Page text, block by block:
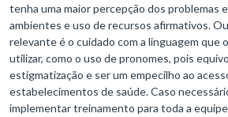
tenha uma maior percepção dos problemas
ambientes e uso de recursos afirmativos.
relevante é o cuidado com a linguagem que
utilizar, como o uso de pronomes, pois
estigmatização e ser um empecilho ao
estabelecimentos de saúde. Caso
implementar treinamento para toda a